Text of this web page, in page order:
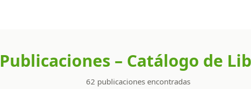
Publicaciones – Catálogo de
62 publicaciones encontradas